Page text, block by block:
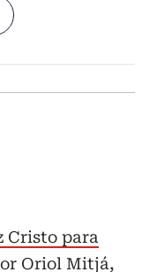
Cristo para
Oriol Mitjá,